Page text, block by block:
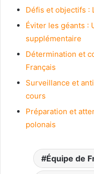
Défis et objectifs :
Éviter les géants :
supplémentaire
Détermination et
Français
Surveillance et
cours
Préparation et
polonais
Équipe de